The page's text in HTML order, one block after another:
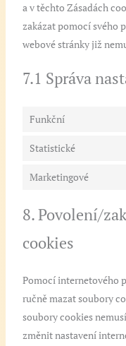
a v těchto Zásadách
zakázat pomocí svého
webové stránky již
7.1 Správa
Funkční
Statistické
Marketingové
8. Povolení/
cookies
Pomocí internetového
ručně mazat soubory
soubory cookies
změnit nastavení